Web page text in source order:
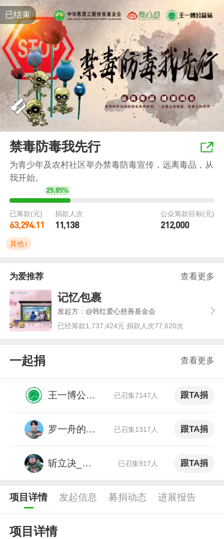
已结束
禁毒防毒我先行
为青少年及农村社区举办禁毒防毒宣传，远离毒品，从
我开始。
29.85%
已筹款(元)
63,294.11
捐款人次
11,138
公众筹款目标(元)
212,000
其他
查看更多
为爱推荐
记忆包裹
发起方：@韩红爱心慈善基金会
已经筹款1,737,424元 捐款人次77,620次
查看更多
一起捐
王一博公益站 已召集7147人 跟TA捐
罗一舟的宙斯姐姐 已召集1317人 跟TA捐
斩立决_尚九熙反黑站 已召集917人 跟TA捐
项目详情 发起信息 募捐动态 进展报告
项目详情